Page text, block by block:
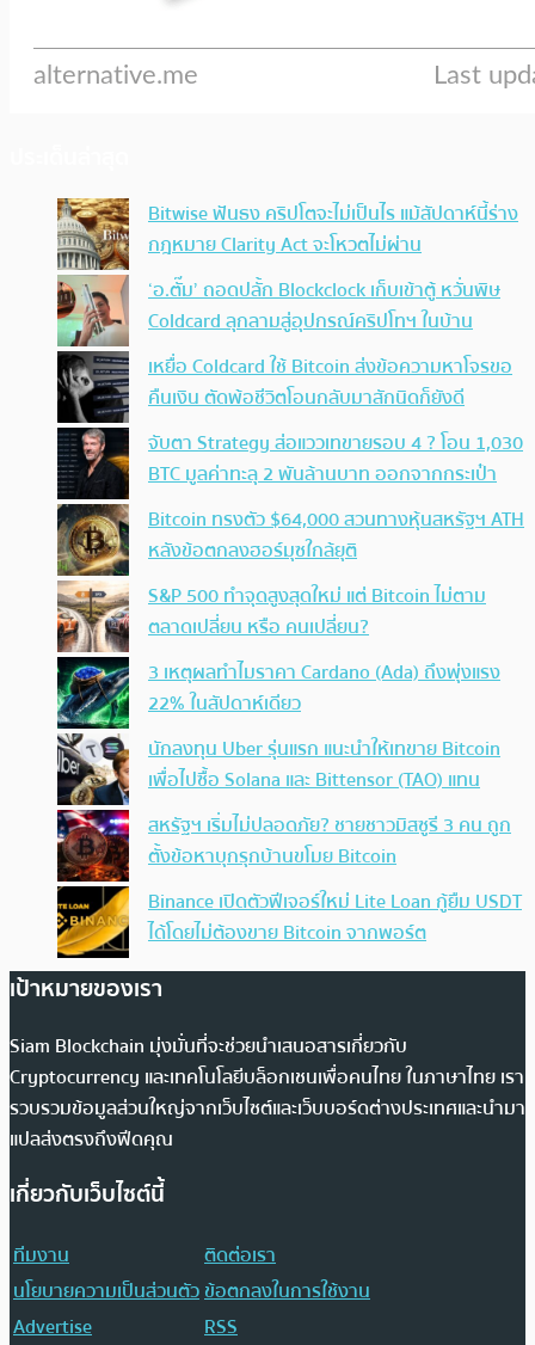
Bitwise ฟันธง คริปโตจะไม่เป็นไร แม้สัปดาห์นี้ร่าง
กฎหมาย Clarity Act จะโหวตไม่ผ่าน
‘อ.ตั๊ม’ ถอดปลั้ก Blockclock เก็บเข้าตู้ หวั่นพิษ
Coldcard ลุกลามสู่อุปกรณ์คริปโทฯ ในบ้าน
เหยื่อ Coldcard ใช้ Bitcoin ส่งข้อความหาโจรขอ
คืนเงิน ตัดพ้อชีวิตโอนกลับมาสักนิดก็ยังดี
จับตา Strategy ส่อแววเทขายรอบ 4 ? โอน 1,030
BTC มูลค่าทะลุ 2 พันล้านบาท ออกจากกระเป๋า
Bitcoin ทรงตัว $64,000 สวนทางหุ้นสหรัฐฯ ATH
หลังข้อตกลงฮอร์มุซใกล้ยุติ
S&P 500 ทำจุดสูงสุดใหม่ แต่ Bitcoin ไม่ตาม
ตลาดเปลี่ยน หรือ คนเปลี่ยน?
3 เหตุผลทำไมราคา Cardano (Ada) ถึงพุ่งแรง
22% ในสัปดาห์เดียว
นักลงทุน Uber รุ่นแรก แนะนำให้เทขาย Bitcoin
เพื่อไปซื้อ Solana และ Bittensor (TAO) แทน
สหรัฐฯ เริ่มไม่ปลอดภัย? ชายชาวมิสซูรี 3 คน ถูก
ตั้งข้อหาบุกรุกบ้านขโมย Bitcoin
Binance เปิดตัวฟีเจอร์ใหม่ Lite Loan กู้ยืม USDT
ได้โดยไม่ต้องขาย Bitcoin จากพอร์ต
เป้าหมายของเรา
Siam Blockchain มุ่งมั่นที่จะช่วยนำเสนอสารเกี่ยวกับ
Cryptocurrency และเทคโนโลยีบล็อกเชนเพื่อคนไทย ในภาษาไทย เรา
รวบรวมข้อมูลส่วนใหญ่จากเว็บไซต์และเว็บบอร์ดต่างประเทศและนำมา
แปลส่งตรงถึงฟีดคุณ
เกี่ยวกับเว็บไซต์นี้
ทีมงาน
ติดต่อเรา
นโยบายความเป็นส่วนตัวข้อตกลงในการใช้งาน
Advertise
RSS